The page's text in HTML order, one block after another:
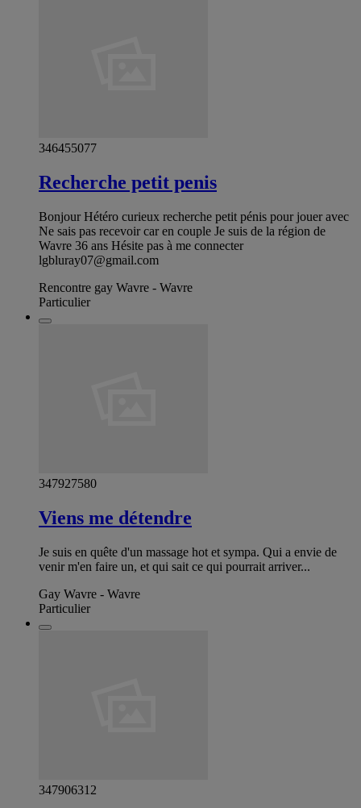
346455077
Recherche petit penis
Bonjour Hétéro curieux recherche petit pénis pour jouer avec
Ne sais pas recevoir car en couple Je suis de la région de
Wavre 36 ans Hésite pas à me connecter
lgbluray07@gmail.com
Rencontre gay Wavre - Wavre
Particulier
347927580
Viens me détendre
Je suis en quête d'un massage hot et sympa. Qui a envie de
venir m'en faire un, et qui sait ce qui pourrait arriver...
Gay Wavre - Wavre
Particulier
347906312